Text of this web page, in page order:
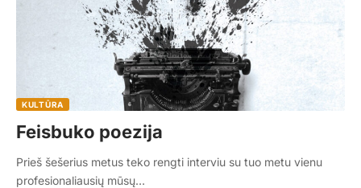
KULTŪRA
Feisbuko poezija
Prieš šešerius metus teko rengti interviu su tuo metu vienu
profesio­naliausių mūsų…